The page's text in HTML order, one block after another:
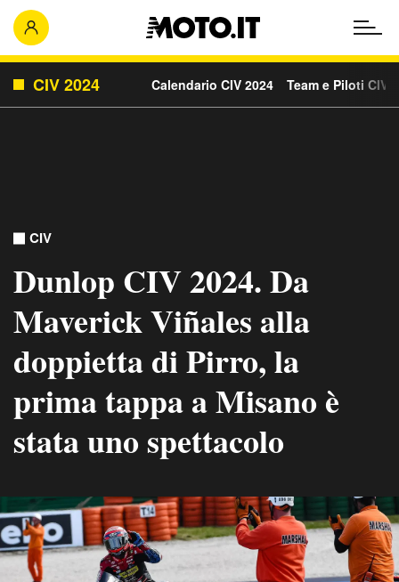
CIV 2024 Calendario CIV 2024 Team e Piloti CIV
CIV
Dunlop CIV 2024. Da
Maverick Viñales alla
doppietta di Pirro, la
prima tappa a Misano è
stata uno spettacolo